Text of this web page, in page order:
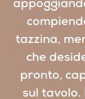
tazzina,
che
pronto,
sul tavolo.